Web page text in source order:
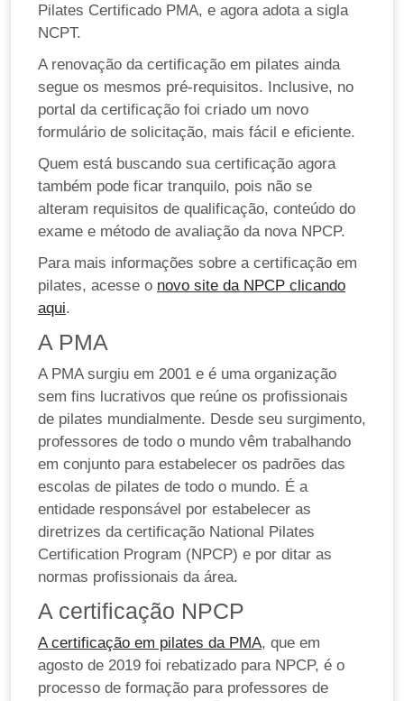
Pilates Certificado PMA, e agora adota a sigla
NCPT.
A renovação da certificação em pilates ainda
segue os mesmos pré-requisitos. Inclusive, no
portal da certificação foi criado um novo
formulário de solicitação, mais fácil e eficiente.
Quem está buscando sua certificação agora
também pode ficar tranquilo, pois não se
alteram requisitos de qualificação, conteúdo do
exame e método de avaliação da nova NPCP.
Para mais informações sobre a certificação em
pilates, acesse o novo site da NPCP clicando
aqui.
A PMA
A PMA surgiu em 2001 e é uma organização
sem fins lucrativos que reúne os profissionais
de pilates mundialmente. Desde seu surgimento,
professores de todo o mundo vêm trabalhando
em conjunto para estabelecer os padrões das
escolas de pilates de todo o mundo. É a
entidade responsável por estabelecer as
diretrizes da certificação National Pilates
Certification Program (NPCP) e por ditar as
normas profissionais da área.
A certificação NPCP
A certificação em pilates da PMA, que em
agosto de 2019 foi rebatizado para NPCP, é o
processo de formação para professores de